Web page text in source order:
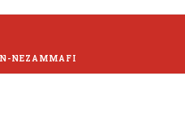
NEZAMMAFI